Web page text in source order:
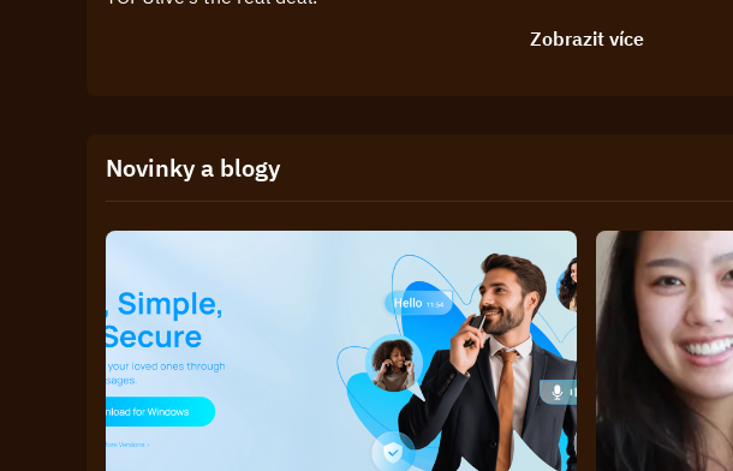
Zobrazit více
Novinky a blogy